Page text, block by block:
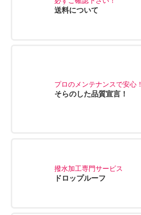
送料について
プロのメンテナンスで安心！
そらのした品質宣言！
撥水加工専門サービス
ドロップルーフ